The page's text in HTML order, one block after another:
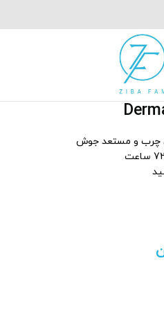
چرب و مستعد جوش